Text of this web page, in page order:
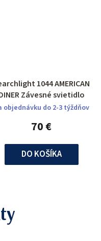
1044 AMERICAN
Závesné svietidlo
objednávku do 2-3 týždňov
70 €
DO KOŠÍKA